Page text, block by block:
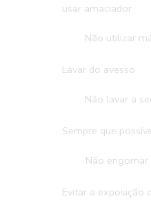
usar amaciador
Não utilizar
Lavar do avesso
Não
Sempre que
Não
Evitar a exposição